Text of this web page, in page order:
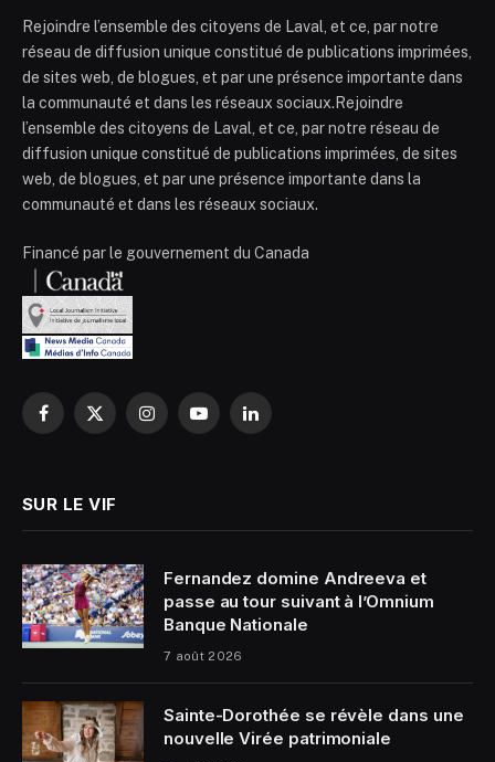
Rejoindre l’ensemble des citoyens de Laval, et ce, par notre
réseau de diffusion unique constitué de publications imprimées,
de sites web, de blogues, et par une présence importante dans
la communauté et dans les réseaux sociaux.Rejoindre
l’ensemble des citoyens de Laval, et ce, par notre réseau de
diffusion unique constitué de publications imprimées, de sites
web, de blogues, et par une présence importante dans la
communauté et dans les réseaux sociaux.
Financé par le gouvernement du Canada
Facebook
X
InstagramYouTubeLinkedIn
SUR LE VIF
Fernandez domine Andreeva et
passe au tour suivant à l’Omnium
Banque Nationale
7 août 2026
Sainte-Dorothée se révèle dans une
nouvelle Virée patrimoniale